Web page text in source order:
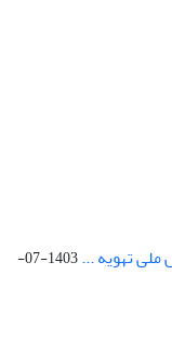
تهویه ...
1403-07-